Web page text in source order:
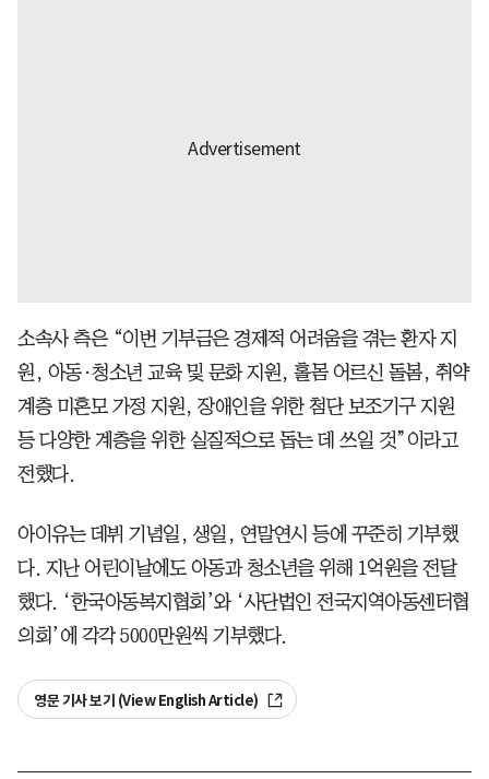
소속사 측은 “이번 기부금은 경제적 어려움을 겪는 환자 지
원, 아동·청소년 교육 및 문화 지원, 홀몸 어르신 돌봄, 취약
계층 미혼모 가정 지원, 장애인을 위한 첨단 보조기구 지원
등 다양한 계층을 위한 실질적으로 돕는 데 쓰일 것”이라고
전했다.
아이유는 데뷔 기념일, 생일, 연말연시 등에 꾸준히 기부했
다. 지난 어린이날에도 아동과 청소년을 위해 1억원을 전달
했다. ‘한국아동복지협회’와 ‘사단법인 전국지역아동센터협
의회’에 각각 5000만원씩 기부했다.
영문 기사 보기 (View English Article)